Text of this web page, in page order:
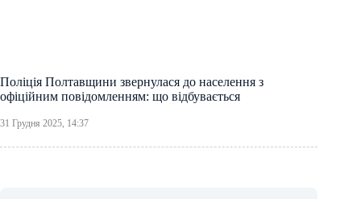
Поліція Полтавщини звернулася до населення з
офіційним повідомленням: що відбувається
31 Грудня 2025, 14:37